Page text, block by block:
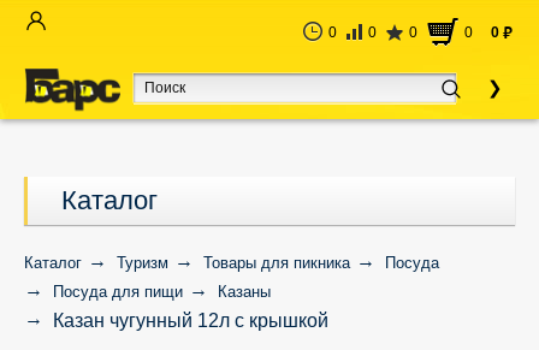
0 0 0 0 0 руб
Каталог
Каталог Туризм Товары для пикника
Посуда
Посуда для пищи
Казаны
Казан чугунный 12л с крышкой